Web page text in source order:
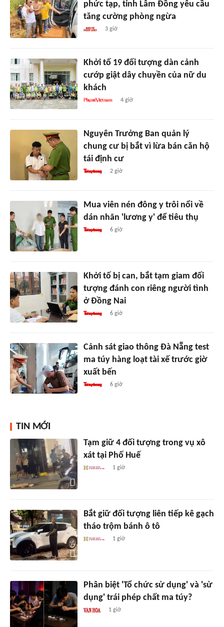
phức tạp, tỉnh Lâm Đồng yêu cầu
tăng cường phòng ngừa
3 giờ
Khởi tố 19 đối tượng dàn cảnh
cướp giật dây chuyền của nữ du
khách
4 giờ
Nguyên Trưởng Ban quản lý
chung cư bị bắt vì lừa bán căn hộ
tái định cư
2 giờ
Mua viên nén đông y trôi nổi về
dán nhãn 'lương y' để tiêu thụ
6 giờ
Khởi tố bị can, bắt tạm giam đối
tượng đánh con riêng người tình
ở Đồng Nai
6 giờ
Cảnh sát giao thông Đà Nẵng test
ma túy hàng loạt tài xế trước giờ
xuất bến
6 giờ
TIN MỚI
Tạm giữ 4 đối tượng trong vụ xô
xát tại Phố Huế
1 giờ
Bắt giữ đối tượng liên tiếp kê gạch
tháo trộm bánh ô tô
1 giờ
Phân biệt 'Tổ chức sử dụng' và 'sử
dụng' trái phép chất ma túy?
1 giờ